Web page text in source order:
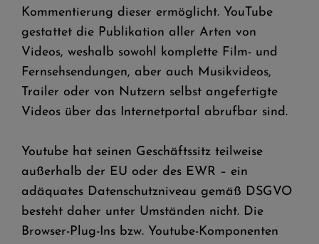
Kommentierung dieser ermöglicht. YouTube
gestattet die Publikation aller Arten von
Videos, weshalb sowohl komplette Film- und
Fernsehsendungen, aber auch Musikvideos,
Trailer oder von Nutzern selbst angefertigte
Videos über das Internetportal abrufbar sind.
Youtube hat seinen Geschäftssitz teilweise
außerhalb der EU oder des EWR – ein
adäquates Datenschutzniveau gemäß DSGVO
besteht daher unter Umständen nicht. Die
Browser-Plug-Ins bzw. Youtube-Komponenten